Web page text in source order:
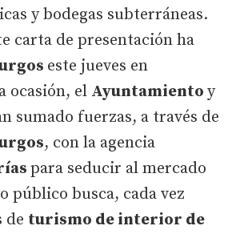
y bodegas subterráneas.
carta de presentación ha
este jueves en
ocasión, el Ayuntamiento y
sumado fuerzas, a través de
, con la agencia
para seducir al mercado
público busca, cada vez
de turismo de interior de